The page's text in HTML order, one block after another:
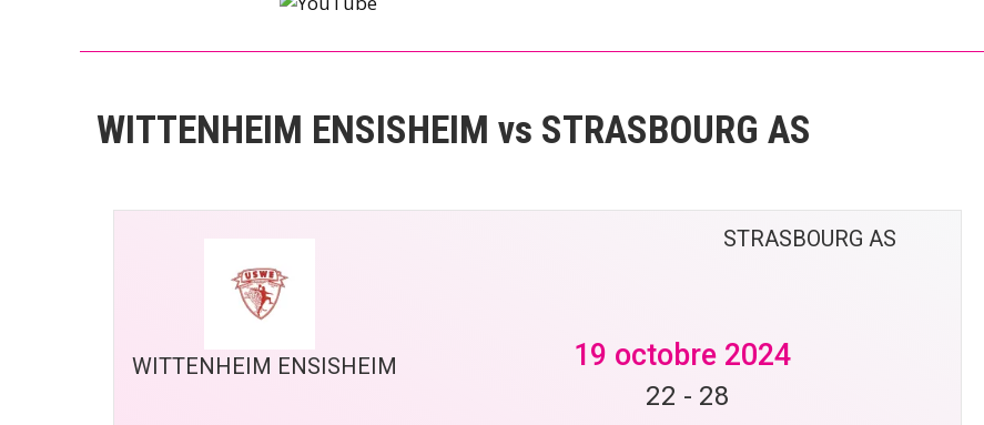
WITTENHEIM ENSISHEIM vs STRASBOURG AS
WITTENHEIM ENSISHEIM
STRASBOURG AS
19 octobre 2024
22 - 28